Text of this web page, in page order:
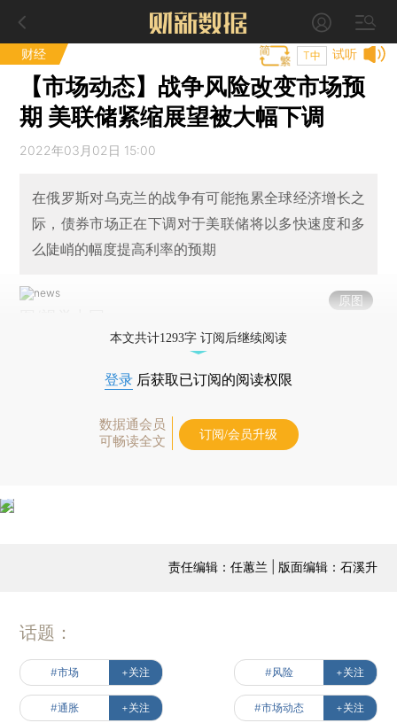
财经 试听
T中
【市场动态】战争风险改变市场预
期 美联储紧缩展望被大幅下调
2022年03月02日 15:00
在俄罗斯对乌克兰的战争有可能拖累全球经济增长之
际，债券市场正在下调对于美联储将以多快速度和多
么陡峭的幅度提高利率的预期
原图
本文共计1293字 订阅后继续阅读
登录 后获取已订阅的阅读权限
数据通会员
可畅读全文
订阅/会员升级
责任编辑：任蕙兰 | 版面编辑：石溪升
话题：
#市场 +关注 #风险 +关注
#通胀 +关注 #市场动态 +关注